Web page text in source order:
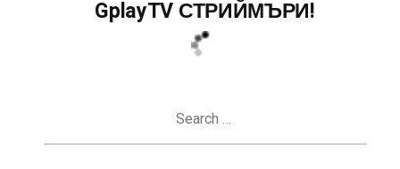
GplayTV СТРИЙМЪРИ!